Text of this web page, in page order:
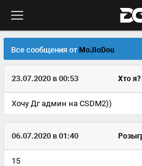
Все сообщения от MoJIoDou
23.07.2020 в 00:53 Хто я?
Хочу Дг админ на CSDM2))
06.07.2020 в 01:40
15